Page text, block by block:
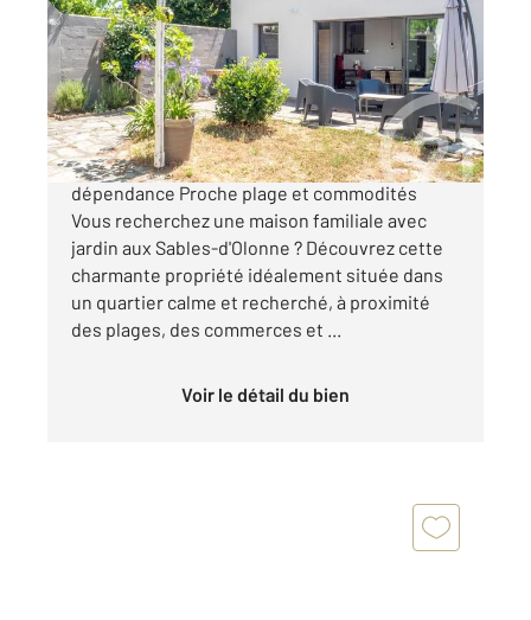
Ref : 1182
Maison à vendre
557 100 €
Maison aux Sables-d'Olonne 3 chambres +
dépendance Proche plage et commodités
Vous recherchez une maison familiale avec
jardin aux Sables-d'Olonne ? Découvrez cette
charmante propriété idéalement située dans
un quartier calme et recherché, à proximité
des plages, des commerces et ...
Voir le détail du bien